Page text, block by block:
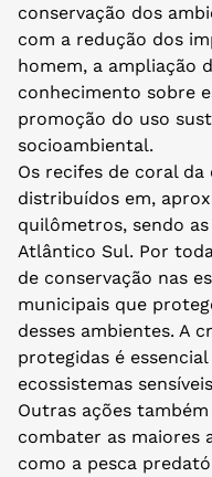
conservação dos
com a redução dos
homem, a ampliação
conhecimento sobre
promoção do uso
socioambiental.
Os recifes de coral
distribuídos em,
quilômetros, sendo
Atlântico Sul. Por
de conservação nas
municipais que
desses ambientes. A
protegidas é
ecossistemas
Outras ações
combater as maiores
como a pesca